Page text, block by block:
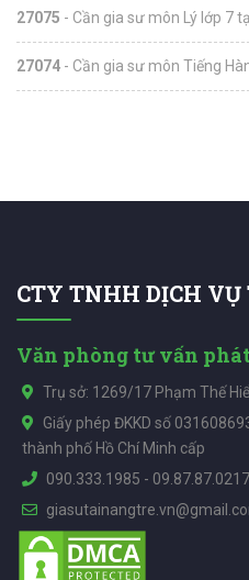
27075 - Cần gia sư môn Lý lớp 7
27074 - Cần gia sư môn Tiếng
CTY TNHH DỊCH VỤ
Văn phòng tư vấn
Trụ sở: 1269/17 Phạm Thế
Giấy phép ĐKKD số
thành phố Hồ Chí Minh cấp
090.333.1985 - 09.87.87.0217